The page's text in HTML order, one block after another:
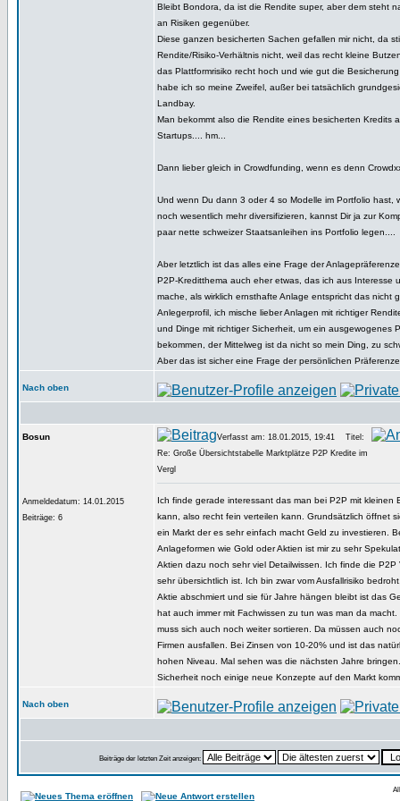
Bleibt Bondora, da ist die Rendite super, aber dem steht
an Risiken gegenüber.
Diese ganzen besicherten Sachen gefallen mir nicht, da
Rendite/Risiko-Verhältnis nicht, weil das recht kleine
das Plattformrisiko recht hoch und wie gut die
habe ich so meine Zweifel, außer bei tatsächlich
Landbay.
Man bekommt also die Rendite eines besicherten Kredits
Startups.... hm...
Dann lieber gleich in Crowdfunding, wenn es denn
Und wenn Du dann 3 oder 4 so Modelle im Portfolio hast,
noch wesentlich mehr diversifizieren, kannst Dir ja zur
paar nette schweizer Staatsanleihen ins Portfolio legen....
Aber letztlich ist das alles eine Frage der
P2P-Kreditthema auch eher etwas, das ich aus Interesse
mache, als wirklich ernsthafte Anlage entspricht das nicht
Anlegerprofil, ich mische lieber Anlagen mit richtiger
und Dinge mit richtiger Sicherheit, um ein ausgewogenes
bekommen, der Mittelweg ist da nicht so mein Ding, zu
Aber das ist sicher eine Frage der persönlichen
Nach oben
Bosun
Anmeldedatum: 14.01.2015
Beiträge: 6
Verfasst am: 18.01.2015, 19:41
Titel:
Re: Große Übersichtstabelle Marktplätze P2P Kredite im
Vergl
Ich finde gerade interessant das man bei P2P mit kleinen
kann, also recht fein verteilen kann. Grundsätzlich öffnet
ein Markt der es sehr einfach macht Geld zu investieren.
Anlageformen wie Gold oder Aktien ist mir zu sehr
Aktien dazu noch sehr viel Detailwissen. Ich finde die P2P
sehr übersichtlich ist. Ich bin zwar vom Ausfallrisiko
Aktie abschmiert und sie für Jahre hängen bleibt ist das
hat auch immer mit Fachwissen zu tun was man da macht.
muss sich auch noch weiter sortieren. Da müssen auch
Firmen ausfallen. Bei Zinsen von 10-20% und ist das
hohen Niveau. Mal sehen was die nächsten Jahre
Sicherheit noch einige neue Konzepte auf den Markt
Nach oben
Beiträge der letzten Zeit anzeigen: